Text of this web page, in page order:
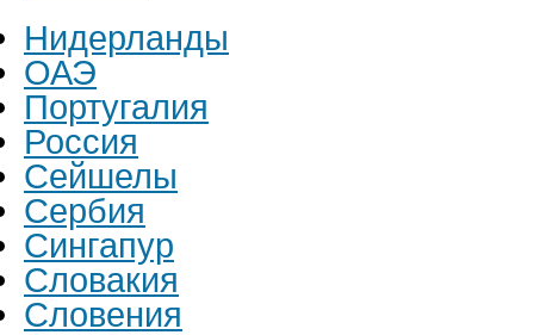
Нидерланды
ОАЭ
Португалия
Россия
Сейшелы
Сербия
Сингапур
Словакия
Словения